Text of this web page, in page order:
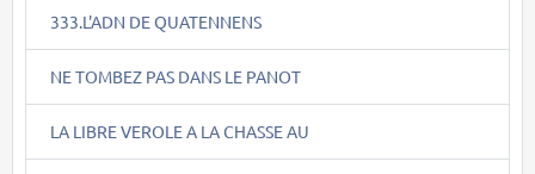
333.L'ADN DE QUATENNENS
NE TOMBEZ PAS DANS LE PANOT
LA LIBRE VEROLE A LA CHASSE AU